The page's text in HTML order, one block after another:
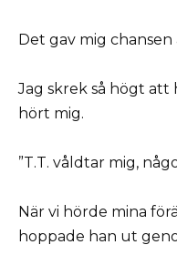
Det gav mig chansen
Jag skrek så högt att
hört mig.
”T.T. våldtar mig,
När vi hörde mina
hoppade han ut